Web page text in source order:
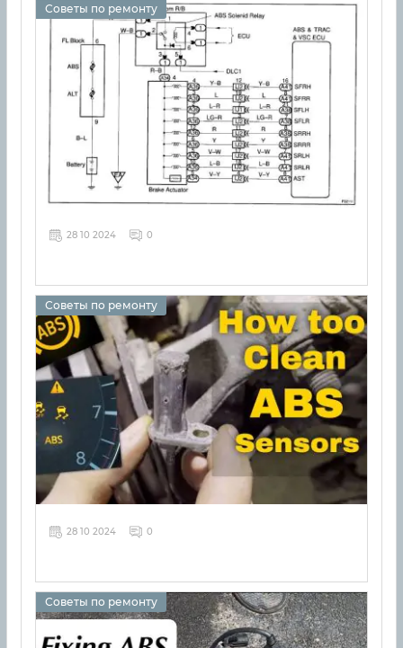
Советы по ремонту
28 10 2024 0
Советы по ремонту
28 10 2024 0
Советы по ремонту